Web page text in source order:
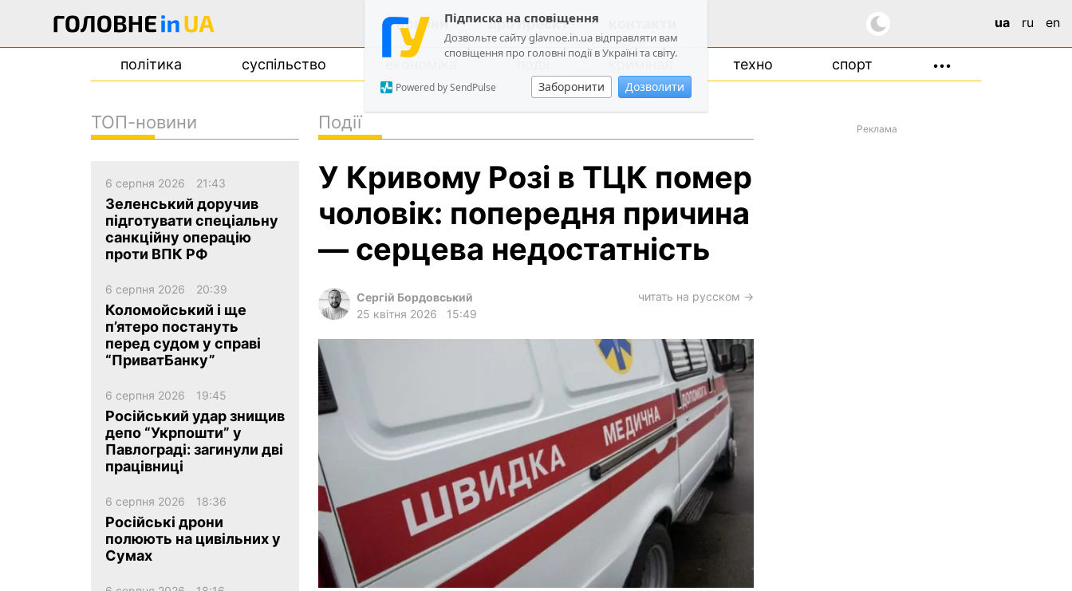
Підписка на сповіщення
Дозвольте сайту glavnoe.in.ua відправляти вам
сповіщення про головні події в Україні та світу.
Заборонити Дозволити
Powered by SendPulse
новини про проєкт ua ru en
політика суспільство кримінал техно спорт •••
політика
суспільство
події
кримінал
лонгріди
архів
gambling
en
Події
У Кривому Розі в ТЦК помер
чоловік: попередня причина
— серцева недостатність
Сергій Бордовський
25 квітня 2026
15:49
читать на русском →
Реклама
ТОП-новини
6 серпня 2026 21:43
Зеленський доручив
підготувати спеціальну
санкційну операцію
проти ВПК РФ
6 серпня 2026 20:39
Коломойський і ще
п’ятеро постануть
перед судом у справі
“ПриватБанку”
6 серпня 2026 19:45
Російський удар знищив
депо “Укрпошти” у
Павлограді: загинули дві
працівниці
6 серпня 2026 18:36
Російські дрони
полюють на цивільних у
Сумах